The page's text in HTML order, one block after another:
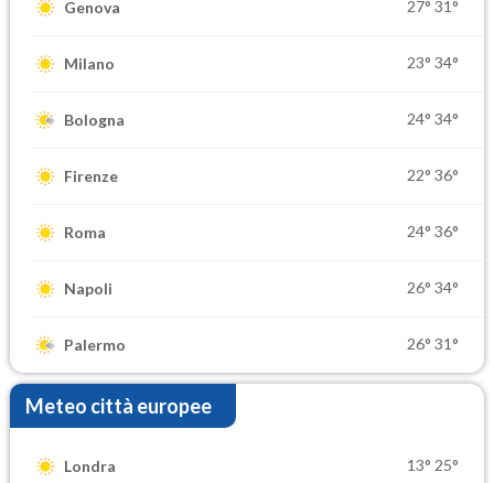
Genova 27° 31°
Milano 23° 34°
Bologna 24° 34°
Firenze 22° 36°
Roma 24° 36°
Napoli 26° 34°
Palermo 26° 31°
Meteo città europee
Londra 13° 25°